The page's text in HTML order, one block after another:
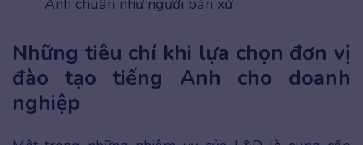
Anh chuẩn như người bản xứ
Những tiêu chí khi lựa chọn đơn vị
đào tạo tiếng Anh cho doanh
nghiệp